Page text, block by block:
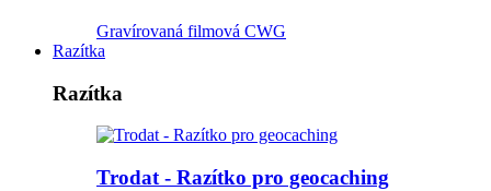
Gravírovaná filmová CWG
Razítka
Razítka
Trodat - Razítko pro geocaching